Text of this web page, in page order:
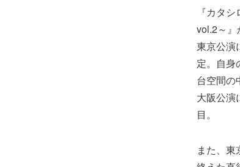
『カタ
vol.2～』
東京公演
定。自身
台空間の
大阪公演
目。
また、